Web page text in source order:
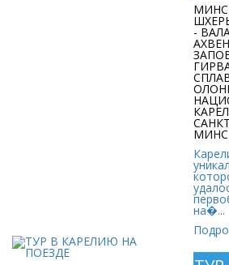
-
на�...